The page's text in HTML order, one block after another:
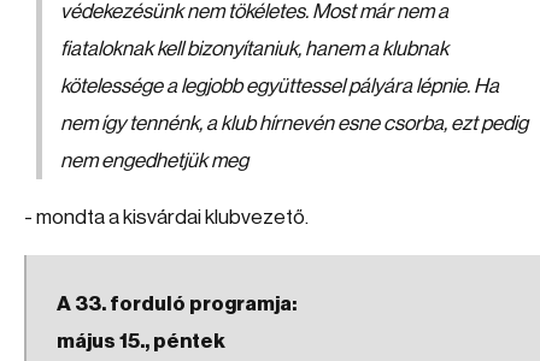
védekezésünk nem tökéletes. Most már nem a
fiataloknak kell bizonyítaniuk, hanem a klubnak
kötelessége a legjobb együttessel pályára lépnie. Ha
nem így tennénk, a klub hírnevén esne csorba, ezt pedig
nem engedhetjük meg
- mondta a kisvárdai klubvezető.
A 33. forduló programja:
május 15., péntek